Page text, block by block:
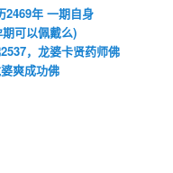
2469年 一期自身
可以佩戴么)
，龙婆卡贤药师佛
爽成功佛